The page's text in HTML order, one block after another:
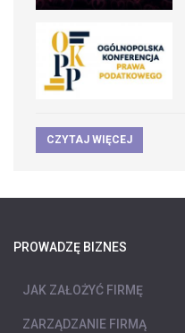
CZYTAJ WIĘCEJ
PROWADZĘ BIZNES
JAK ZAŁOŻYĆ FIRMĘ
ZARZĄDZANIE FIRMĄ